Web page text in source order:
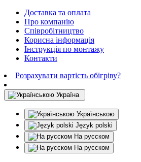
Доставка та оплата
Про компанію
Співробітництво
Корисна інформація
Інструкція по монтажу
Контакти
Розрахувати вартість обігріву?
Україна
Українською
Język polski
На русском
На русском